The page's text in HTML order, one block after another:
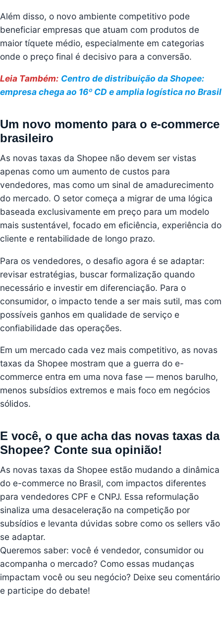
Além disso, o novo ambiente competitivo pode
beneficiar empresas que atuam com produtos de
maior tíquete médio, especialmente em categorias
onde o preço final é decisivo para a conversão.
Leia Também: Centro de distribuição da Shopee:
empresa chega ao 16º CD e amplia logística no Brasil
Um novo momento para o e-commerce
brasileiro
As novas taxas da Shopee não devem ser vistas
apenas como um aumento de custos para
vendedores, mas como um sinal de amadurecimento
do mercado. O setor começa a migrar de uma lógica
baseada exclusivamente em preço para um modelo
mais sustentável, focado em eficiência, experiência do
cliente e rentabilidade de longo prazo.
Para os vendedores, o desafio agora é se adaptar:
revisar estratégias, buscar formalização quando
necessário e investir em diferenciação. Para o
consumidor, o impacto tende a ser mais sutil, mas com
possíveis ganhos em qualidade de serviço e
confiabilidade das operações.
Em um mercado cada vez mais competitivo, as novas
taxas da Shopee mostram que a guerra do e-
commerce entra em uma nova fase — menos barulho,
menos subsídios extremos e mais foco em negócios
sólidos.
E você, o que acha das novas taxas da
Shopee? Conte sua opinião!
As novas taxas da Shopee estão mudando a dinâmica
do e-commerce no Brasil, com impactos diferentes
para vendedores CPF e CNPJ. Essa reformulação
sinaliza uma desaceleração na competição por
subsídios e levanta dúvidas sobre como os sellers vão
se adaptar.
Queremos saber: você é vendedor, consumidor ou
acompanha o mercado? Como essas mudanças
impactam você ou seu negócio? Deixe seu comentário
e participe do debate!